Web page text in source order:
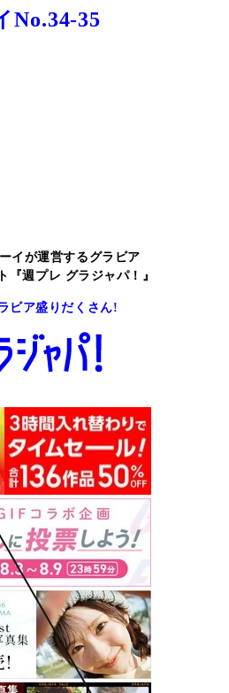
No.34-35
イが運営するグラビア
『週プレ グラジャパ！』
ビア盛りだくさん!